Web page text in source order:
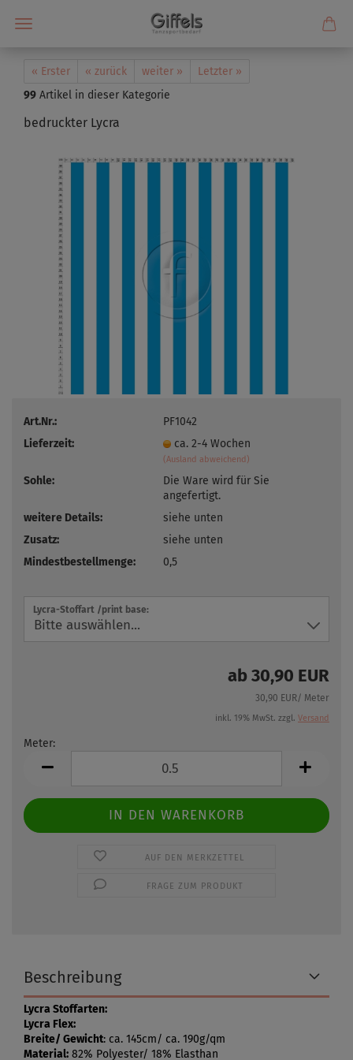
« Erster « zurück weiter »
Letzter »
99 Artikel in dieser Kategorie
bedruckter Lycra
Art.Nr.:
PF1042
Lieferzeit:
ca. 2-4 Wochen
(Ausland abweichend)
Sohle:
Die Ware wird für Sie
angefertigt.
weitere Details:
siehe unten
Zusatz:
siehe unten
Mindestbestellmenge:
0,5
Lycra-Stoffart /print base:
ab 30,90 EUR
30,90 EUR/ Meter
inkl. 19% MwSt. zzgl. Versand
Meter:
AUF DEN MERKZETTEL
FRAGE ZUM PRODUKT
Beschreibung
Lycra Stoffarten:
Lycra Flex:
Breite/ Gewicht: ca. 145cm/ ca. 190g/qm
Material: 82% Polyester/ 18% Elasthan